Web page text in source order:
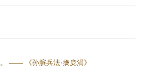
—— 《孙膑兵法·擒庞涓》